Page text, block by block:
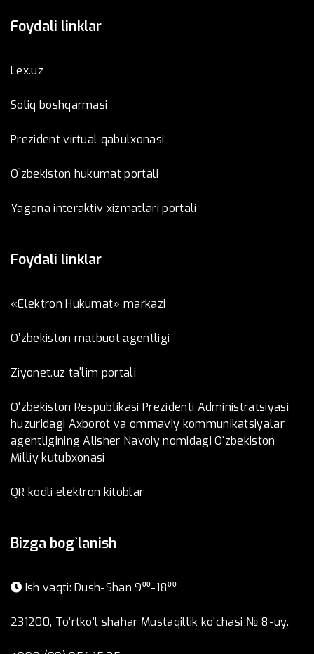
Foydali linklar
Lex.uz
Soliq boshqarmasi
Prezident virtual qabulxonasi
O`zbekiston hukumat portali
Yagona interaktiv xizmatlari portali
Foydali linklar
«Elektron Hukumat» markazi
O’zbеkistоn mаtbuоt аgеntligi
Ziyonet.uz ta'lim portali
O‘zbekiston Respublikasi Prezidenti Administratsiyasi
huzuridagi Axborot va ommaviy kommunikatsiyalar
agentligining Alisher Navoiy nomidagi O‘zbekiston
Milliy kutubxonasi
QR kodli elektron kitoblar
Bizga bog`lanish
Ish vaqti: Dush-Shan 9⁰⁰-18⁰⁰
231200, To’rtko’l shahar Mustaqillik ko‘chasi № 8-uy.